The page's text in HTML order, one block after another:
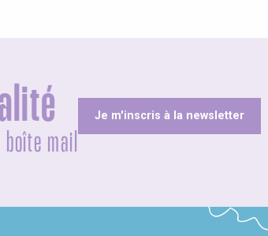
mail
Je m'inscris à la newsletter